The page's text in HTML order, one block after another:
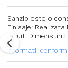
Sanzio este o
Finisaje:
lacuit. Dimensiuni:
Informatii